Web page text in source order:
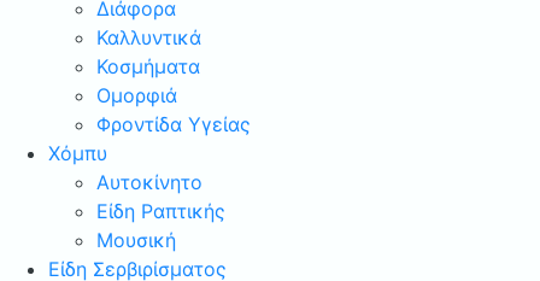
Διάφορα
Καλλυντικά
Κοσμήματα
Ομορφιά
Φροντίδα Υγείας
Χόμπυ
Αυτοκίνητο
Είδη Ραπτικής
Μουσική
Είδη Σερβιρίσματος